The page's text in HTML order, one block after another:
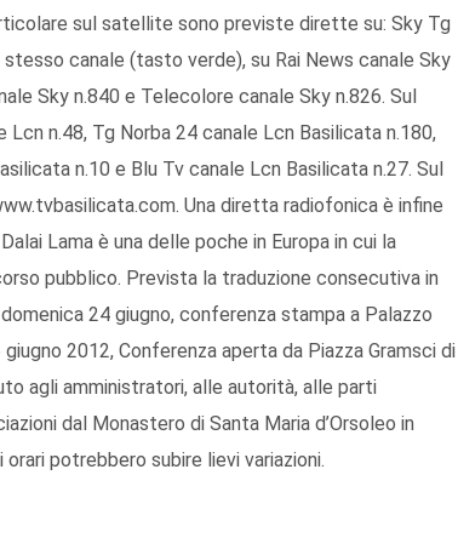
sul satellite sono previste dirette su: Sky Tg
canale (tasto verde), su Rai News canale Sky
Sky n.840 e Telecolore canale Sky n.826. Sul
n.48, Tg Norba 24 canale Lcn Basilicata n.180,
n.10 e Blu Tv canale Lcn Basilicata n.27. Sul
Una diretta radiofonica è infine
Lama è una delle poche in Europa in cui la
pubblico. Prevista la traduzione consecutiva in
24 giugno, conferenza stampa a Palazzo
2012, Conferenza aperta da Piazza Gramsci di
agli amministratori, alle autorità, alle parti
dal Monastero di Santa Maria d’Orsoleo in
potrebbero subire lievi variazioni.